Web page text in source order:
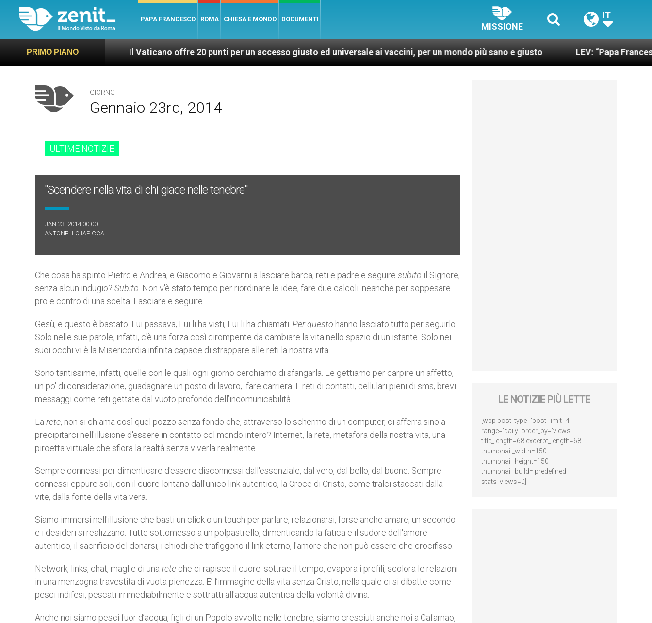
PAPA FRANCESCO ROMA CHIESA E MONDO DOCUMENTI
MISSIONE
IT
PRIMO PIANO Il Vaticano offre 20 punti per un accesso giusto ed universale ai vaccini, per un mondo più sano e giusto LEV: “Papa Francesco. Un
GIORNO
Gennaio 23rd, 2014
ULTIME NOTIZIE
"Scendere nella vita di chi giace nelle tenebre"
JAN 23, 2014 00:00
ANTONELLO IAPICCA
Che cosa ha spinto Pietro e Andrea, e Giacomo e Giovanni a lasciare barca, reti e padre e seguire subito il Signore,
senza alcun indugio? Subito . Non v'è stato tempo per riordinare le idee, fare due calcoli, neanche per soppesare
pro e contro di una scelta. Lasciare e seguire.
Gesù, e questo è bastato. Lui passava, Lui li ha visti, Lui li ha chiamati. Per questo hanno lasciato tutto per seguirlo.
Solo nelle sue parole, infatti, c'è una forza così dirompente da cambiare la vita nello spazio di un istante. Solo nei
suoi occhi vi è la Misericordia infinita capace di strappare alle reti la nostra vita.
Sono tantissime, infatti, quelle con le quali ogni giorno cerchiamo di sfangarla. Le gettiamo per carpire un affetto,
un po' di considerazione, guadagnare un posto di lavoro, fare carriera. E reti di contatti, cellulari pieni di sms, brevi
messaggi come reti gettate dal vuoto profondo dell’incomunicabilità.
La rete, non si chiama così quel pozzo senza fondo che, attraverso lo schermo di un computer, ci afferra sino a
precipitarci nell'illusione d'essere in contatto col mondo intero? Internet, la rete, metafora della nostra vita, una
piroetta virtuale che sfiora la realtà senza viverla realmente.
Sempre connessi per dimenticare d'essere disconnessi dall'essenziale, dal vero, dal bello, dal buono. Sempre
connessi eppure soli, con il cuore lontano dall'unico link autentico, la Croce di Cristo, come tralci staccati dalla
vite, dalla fonte della vita vera.
Siamo immersi nell'illusione che basti un click o un touch per parlare, relazionarsi, forse anche amare; un secondo
e i desideri si realizzano. Tutto sottomesso a un polpastrello, dimenticando la fatica e il sudore dell'amore
autentico, il sacrificio del donarsi, i chiodi che trafiggono il link eterno, l'amore che non può essere che crocifisso.
Network, links, chat, maglie di una rete che ci rapisce il cuore, sottrae il tempo, evapora i profili, scolora le relazioni
in una menzogna travestita di vuota pienezza. E’ l’immagine della vita senza Cristo, nella quale ci si dibatte come
pesci indifesi, pescati irrimediabilmente e sottratti all'acqua autentica della volontà divina.
Anche noi siamo pesci fuor d’acqua, figli di un Popolo avvolto nelle tenebre; siamo cresciuti anche noi a Cafarnao,
LE NOTIZIE PIÙ LETTE
[wpp post_type='post' limit=4
range='daily' order_by='views'
title_length=68 excerpt_length=68
thumbnail_width=150
thumbnail_height=150
thumbnail_build='predefined'
stats_views=0]